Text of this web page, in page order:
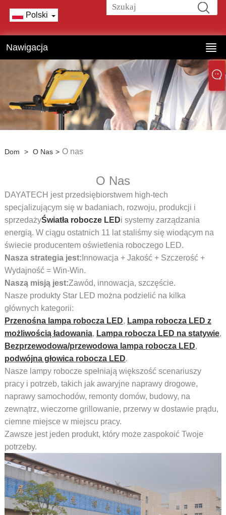
Polski
Nawigacja
Dom > O Nas > O nas
O Nas
DAYATECH jest przedsiębiorstwem high-tech
specjalizującym się w badaniach, rozwoju, produkcji i
sprzedażyŚwiatła robocze LEDi systemy zarządzania
energią. W ciągu ostatnich 11 lat staliśmy się wiodącym na
świecie producentem oświetlenia roboczego LED.
Nasza strategia jest: Innowacja + Jakość + Szczerość +
Wydajność = Win-Win.
Naszą misją jest:Zawód, innowacja, szczęście.
Nasze produkty Star LED można podzielić na kilka
głównych kategorii:
Przenośna lampa robocza LED, Lampa robocza LED z
możliwością ładowania, Lampa robocza LED na statywie,
Bezprzewodowa/przewodowa lampa robocza LED,
podwójna głowica robocza LED.
Nasze lampy robocze spełniają większość scenariuszy
pracy i potrzeb, takich jak awaryjne naprawy drogowe,
naprawy samochodów, remonty domów, budowy, na
zewnątrz, wieczorne grillowanie, przerwy w dostawie prądu,
ciemne miejsce w miejscu pracy.
Zawsze jest jeden produkt, który może zaspokoić Twoje
potrzeby.